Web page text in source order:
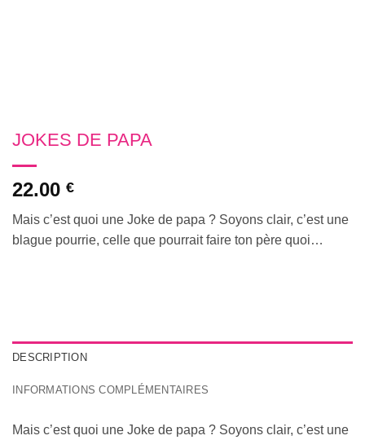
JOKES DE PAPA
22.00 €
Mais c’est quoi une Joke de papa ? Soyons clair, c’est une
blague pourrie, celle que pourrait faire ton père quoi…
DESCRIPTION
INFORMATIONS COMPLÉMENTAIRES
Mais c’est quoi une Joke de papa ? Soyons clair, c’est une